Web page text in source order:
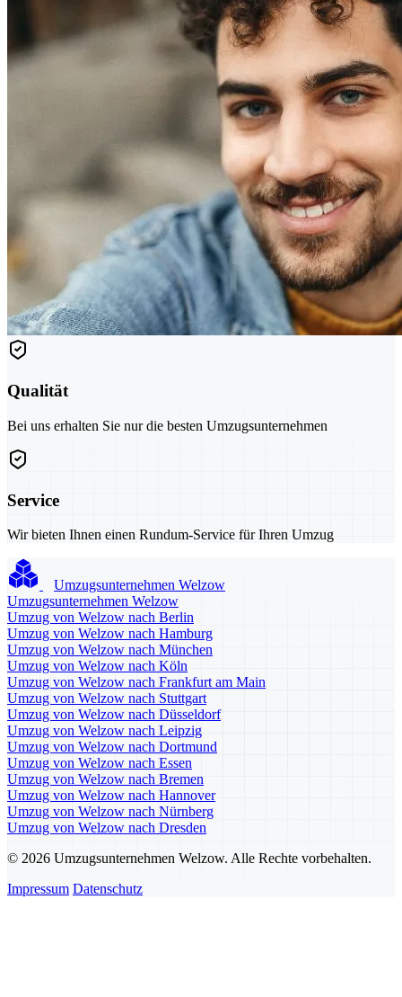
Qualität
Bei uns erhalten Sie nur die besten Umzugsunternehmen
Service
Wir bieten Ihnen einen Rundum-Service für Ihren Umzug
Umzugsunternehmen Welzow
Umzugsunternehmen Welzow
Umzug von Welzow nach Berlin
Umzug von Welzow nach Hamburg
Umzug von Welzow nach München
Umzug von Welzow nach Köln
Umzug von Welzow nach Frankfurt am Main
Umzug von Welzow nach Stuttgart
Umzug von Welzow nach Düsseldorf
Umzug von Welzow nach Leipzig
Umzug von Welzow nach Dortmund
Umzug von Welzow nach Essen
Umzug von Welzow nach Bremen
Umzug von Welzow nach Hannover
Umzug von Welzow nach Nürnberg
Umzug von Welzow nach Dresden
© 2026 Umzugsunternehmen Welzow. Alle Rechte vorbehalten.
Impressum Datenschutz